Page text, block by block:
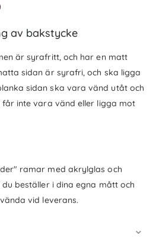
av bakstycke
är syrafritt, och har en matt
sidan är syrafri, och ska ligga
sidan ska vara vänd utåt och
får inte vara vänd eller ligga mot
ramar med akrylglas och
beställer i dina egna mått och
vid leverans.